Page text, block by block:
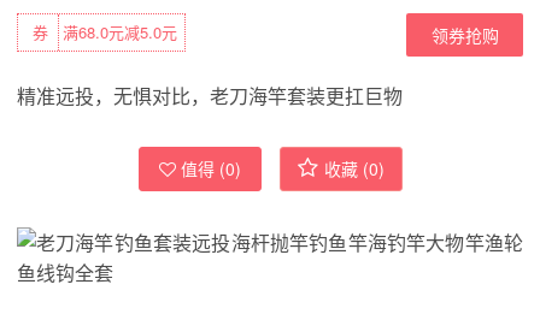
满68.0元减5.0元
券 领券抢购
精准远投，无惧对比，老刀海竿套装更扛巨物
值得 (0) 收藏 (0)